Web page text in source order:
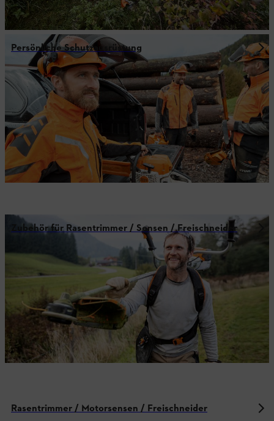
Persönliche Schutzausrüstung
Zubehör für Rasentrimmer / Sensen / Freischneider
Rasentrimmer / Motorsensen / Freischneider